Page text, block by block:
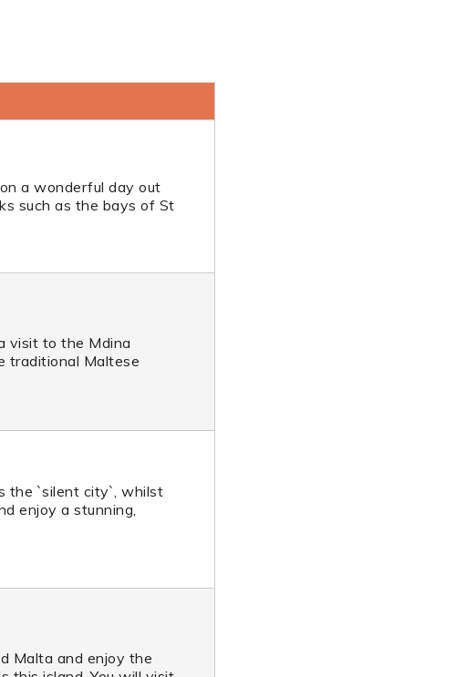
a wonderful day out
such as the bays of St
visit to the Mdina
traditional Maltese
the `silent city`, whilst
enjoy a stunning,
Malta and enjoy the